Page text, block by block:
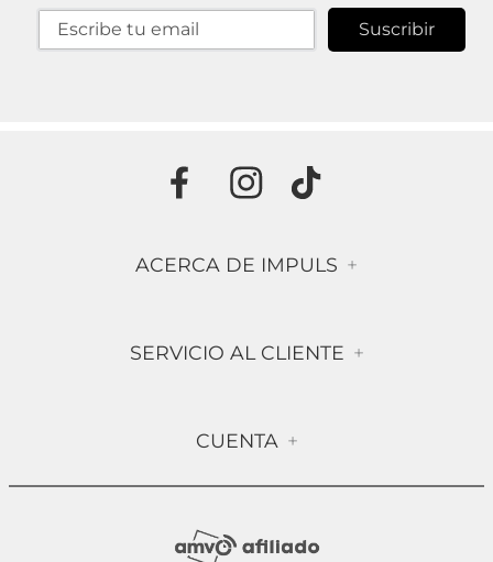
Suscribir
ACERCA DE IMPULS +
Contáctanos
Compra Segura
Sucursales
SERVICIO AL CLIENTE +
Política de Devolución
CUENTA +